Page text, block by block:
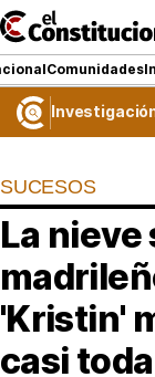
Ir
al
contenido
Comunidades
COMUNIDADES
MásQueTele
SUCESOS
La nieve
'Kristin'
casi